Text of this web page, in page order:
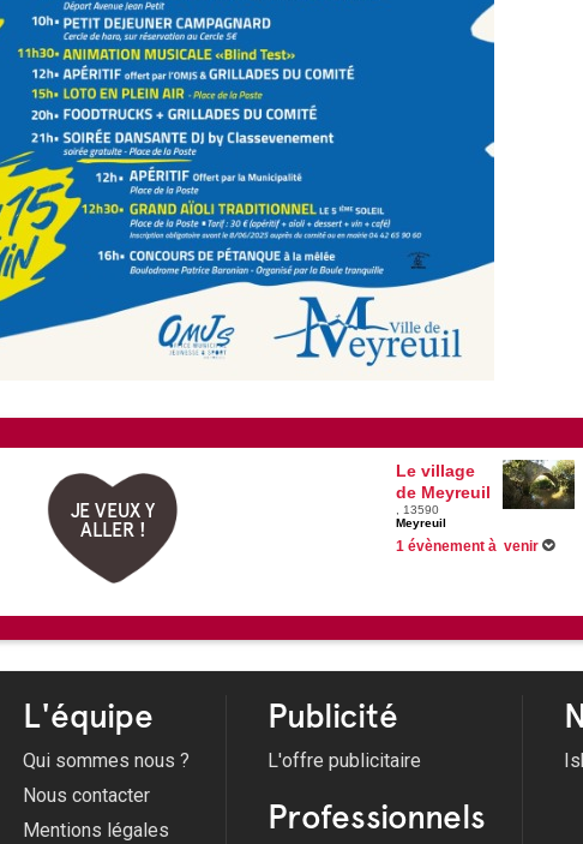
JE VEUX Y
ALLER !
Le village
de Meyreuil
, 13590
Meyreuil
1 évènement à venir
L'équipe
Qui sommes nous ?
Nous contacter
Mentions légales
Publicité
L'offre publicitaire
Professionnels